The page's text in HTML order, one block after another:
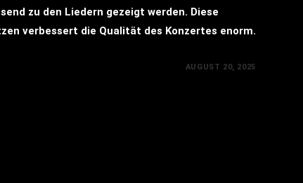
zu den Liedern gezeigt werden. Diese
verbessert die Qualität des Konzertes enorm.
AUGUST 20, 2025